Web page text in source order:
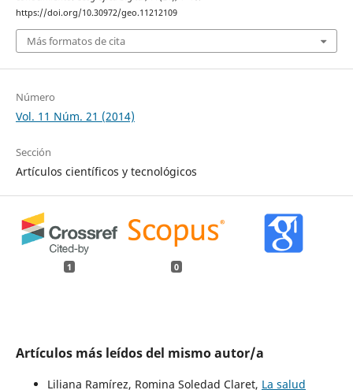
https://doi.org/10.30972/geo.11212109
Más formatos de cita
Número
Vol. 11 Núm. 21 (2014)
Sección
Artículos científicos y tecnológicos
1 0
Artículos más leídos del mismo autor/a
Liliana Ramírez, Romina Soledad Claret, La salud